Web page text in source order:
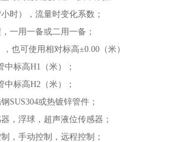
时），流量时变化系数；
一用一备或二用一备；
也可使用相对标高±0.00（米）
标高H1（米）；
标高H2（米）；
SUS304或热镀锌管件；
，浮球，超声液位传感器；
，手动控制，远程控制；